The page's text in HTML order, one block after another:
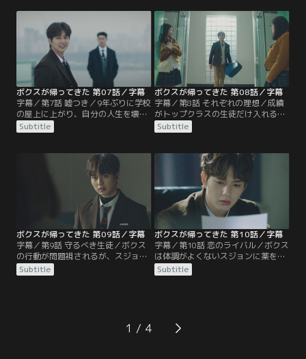
学に追いやった元同級生のオ・セホ
がおり、新理事長として挨拶を始め
スに懇願する。そんなイノを放って
おけないボクスは、自ら使い走りに
なると宣言！
ボクスが帰ってきた 第07話／字幕
字幕／第7話 嘘つき／9年ぶりに学校
の屋上に上がり、自分の人生を壊し
たスジョンとセホを責めるボクス。
しかし、スジョンはボクスの言葉を
と嘘をつく始末。そんな2人の態度
に、ボクスの怒りは膨れ上がる。
Subtitle
ボクスが帰ってきた 第08話／字幕
字幕／第8話 それぞれの理想／成績
がトップクラスの生徒だけ入れる
IVY組で、最下位が続くオ・ヨンミ
ン。ヨンミンは下のクラスに移るよ
じこもってしまう。すると、ボクス
がその場に現れ、自習室のガラスを
Subtitle
ボクスが帰ってきた 第09話／字幕
字幕／第9話 守るべき生徒／ボクス
の行動が問題視されるが、スジョン
はボクスの退学処分に反対。さらに
スジョンは、再びボクスが問題を起
Subtitle
ボクスが帰ってきた 第10話／字幕
字幕／第10話 恋のライバル／ボクス
は体調がよくないスジョンに薬を渡
そうとするが、セホが渡していると
ころを目撃してやめてしまう。翌
が気になる！
Subtitle
1